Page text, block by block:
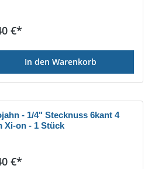
Preis:
€*
In den Warenkorb
- 1/4" Stecknuss 6kant 4
Xi-on - 1 Stück
Preis:
€*